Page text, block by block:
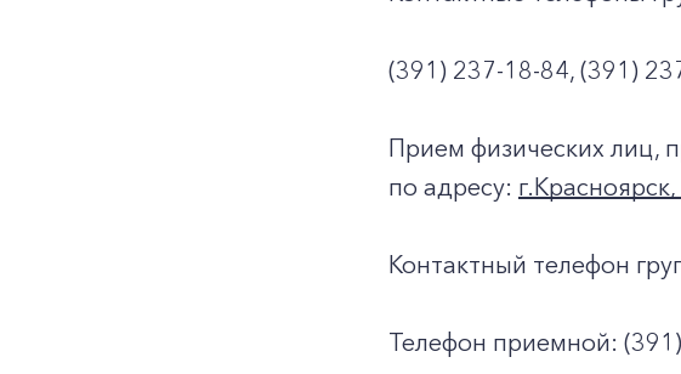
(391) 237-18-84, (391)
Прием физических лиц,
по адресу:
Контактный телефон
Телефон приемной: